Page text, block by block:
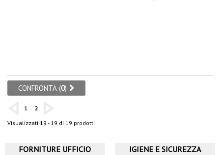
CONFRONTA (0)
1
2
Visualizzati 19 - 19 di 19 prodotti
FORNITURE UFFICIO IGIENE E SICUREZZA